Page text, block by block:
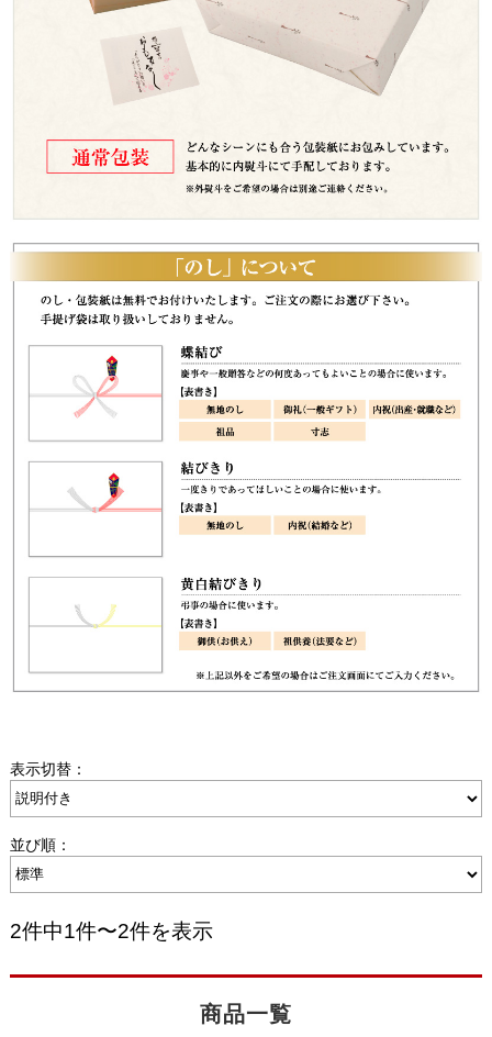
表示切替：
並び順：
2件中1件〜2件を表示
商品一覧